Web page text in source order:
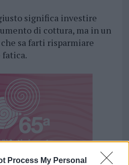
Process My Personal
significa investire
di cottura, ma in un
sa farti risparmiare